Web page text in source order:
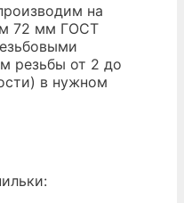
на
72 мм ГОСТ
резьбы от 2 до
в нужном